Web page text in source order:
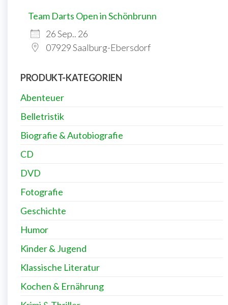
Team Darts Open in Schönbrunn
26 Sep.. 26
07929 Saalburg-Ebersdorf
PRODUKT-KATEGORIEN
Abenteuer
Belletristik
Biografie & Autobiografie
CD
DVD
Fotografie
Geschichte
Humor
Kinder & Jugend
Klassische Literatur
Kochen & Ernährung